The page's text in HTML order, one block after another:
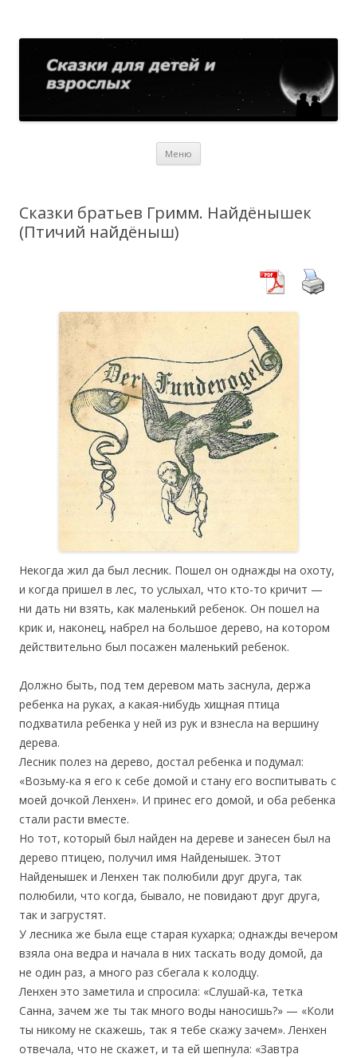
Меню
Сказки братьев Гримм. Найдёнышек
(Птичий найдёныш)
Некогда жил да был лесник. Пошел он однажды на охоту,
и когда пришел в лес, то услыхал, что кто-то кричит —
ни дать ни взять, как маленький ребенок. Он пошел на
крик и, наконец, набрел на большое дерево, на котором
действительно был посажен маленький ребенок.
Должно быть, под тем деревом мать заснула, держа
ребенка на руках, а какая-нибудь хищная птица
подхватила ребенка у ней из рук и взнесла на вершину
дерева.
Лесник полез на дерево, достал ребенка и подумал:
«Возьму-ка я его к себе домой и стану его воспитывать с
моей дочкой Ленхен». И принес его домой, и оба ребенка
стали расти вместе.
Но тот, который был найден на дереве и занесен был на
дерево птицею, получил имя Найденышек. Этот
Найденышек и Ленхен так полюбили друг друга, так
полюбили, что когда, бывало, не повидают друг друга,
так и загрустят.
У лесника же была еще старая кухарка; однажды вечером
взяла она ведра и начала в них таскать воду домой, да
не один раз, а много раз сбегала к колодцу.
Ленхен это заметила и спросила: «Слушай-ка, тетка
Санна, зачем же ты так много воды наносишь?» — «Коли
ты никому не скажешь, так я тебе скажу зачем». Ленхен
отвечала, что не скажет, и та ей шепнула: «Завтра